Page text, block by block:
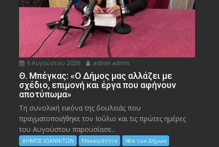
6 Αυγούστου 2026 admin admin
Θ. Μπέγκας: «Ο Δήμος μας αλλάζει με
σχέδιο, επιμονή και έργα που αφήνουν
αποτύπωμα»
Τη συνολική εικόνα της δουλειάς που
πραγματοποιήθηκε τον Ιούλιο και τις πρώτες ημέρες
του Αυγούστου παρουσίασε...
ΔΗΜΟΣ ΙΩΑΝΝΙΤΩΝ Επικαιρότητα Νέα των Δήμων